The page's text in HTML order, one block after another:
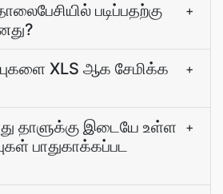
படிப்பதற்கு
+
XLS ஆக சேமிக்க
+
தாளுக்கு இடையே உள்ள
பாதுகாக்கப்பட
+